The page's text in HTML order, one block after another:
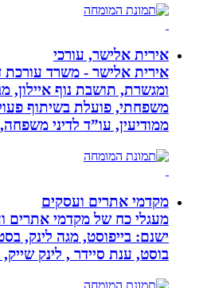
אירית אלישר, עורכי
אירית אלישר - משרד עורכת דין,
ומגשרת, תושבת נוף איילון,
משפחתי, פועלת בשיתוף פעולה
ממודיעין, עו”ד לדיני משפחה,
מקדמי אתרים ועסקים
מעגלי כח של מקדמי אתרים
ישנם: בייפוסט, מגה לינק, בסט
בוסט, ענת סיידר , לינק שייק,